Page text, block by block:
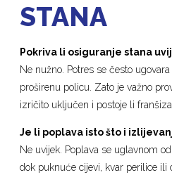
STANA
Pokriva li osiguranje stana
Ne nužno. Potres se često
proširenu policu. Zato je važno
izričito uključen i postoje li
Je li poplava isto što i
Ne uvijek. Poplava se uglavnom
dok puknuće cijevi, kvar perilice ili